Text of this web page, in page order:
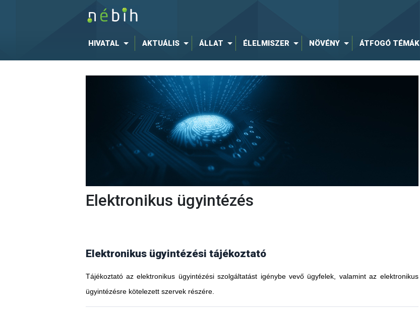
HIVATAL AKTUÁLIS ÁLLAT ÉLELMISZER NÖVÉNY ÁTFOGÓ TÉMÁK
Elektronikus ügyintézés
Elektronikus ügyintézési tájékoztató
Tájékoztató az elektronikus ügyintézési szolgáltatást igénybe vevő ügyfelek, valamint az elektronikus
ügyintézésre kötelezett szervek részére.